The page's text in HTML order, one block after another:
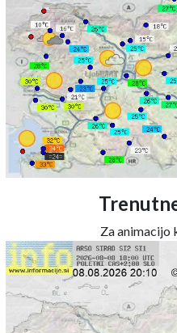
Za animacijo